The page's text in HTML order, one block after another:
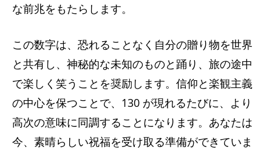
な前兆をもたらします。
この数字は、恐れることなく自分の贈り物を世界
と共有し、神秘的な未知のものと踊り、旅の途中
で楽しく笑うことを奨励します。信仰と楽観主義
の中心を保つことで、130 が現れるたびに、より
高次の意味に同調することになります。あなたは
今、素晴らしい祝福を受け取る準備ができていま